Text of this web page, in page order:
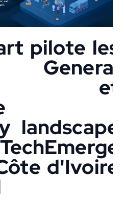
pilote les
et
landscape
d'Ivoire